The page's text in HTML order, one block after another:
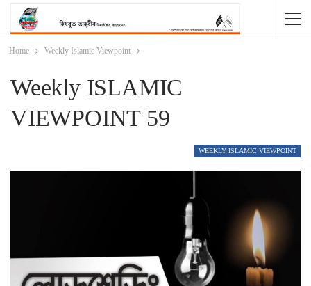
Home Weekly Islamic Viewpoint
Weekly ISLAMIC
VIEWPOINT 59
WEEKLY ISLAMIC VIEWPOINT